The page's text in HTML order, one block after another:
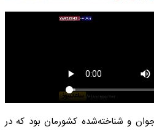
و شناخته‌شده کشورمان بود که در